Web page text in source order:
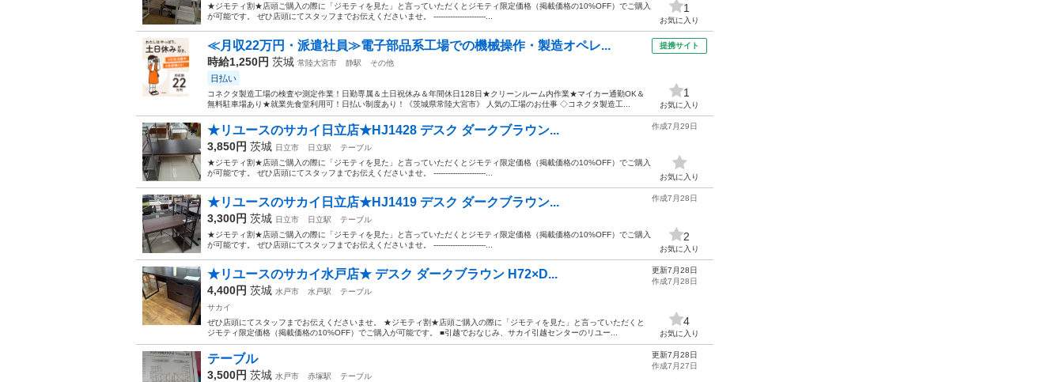
★ジモティ割★店頭ご購入の際に「ジモティを見た」と言っていただくとジモティ限定価格（掲載価格の10%OFF）でご購入
が可能です。 ぜひ店頭にてスタッフまでお伝えくださいませ。 ----------------------...
1
お気に入り
≪月収22万円・派遣社員≫電子部品系工場での機械操作・製造オペレ...
時給1,250円 茨城 常陸大宮市 静駅 その他
日払い
コネクタ製造工場の検査や測定作業！日勤専属＆土日祝休み＆年間休日128日★クリーンルーム内作業★マイカー通勤OK＆
無料駐車場あり★就業先食堂利用可！日払い制度あり！《茨城県常陸大宮市》 人気の工場のお仕事 ◇コネクタ製造工...
提携サイト
1
お気に入り
★リユースのサカイ日立店★HJ1428 デスク ダークブラウン...
3,850円 茨城 日立市 日立駅
テーブル
★ジモティ割★店頭ご購入の際に「ジモティを見た」と言っていただくとジモティ限定価格（掲載価格の10%OFF）でご購入
が可能です。 ぜひ店頭にてスタッフまでお伝えくださいませ。 ----------------------...
作成7月29日
お気に入り
★リユースのサカイ日立店★HJ1419 デスク ダークブラウン...
3,300円 茨城 日立市 日立駅
テーブル
★ジモティ割★店頭ご購入の際に「ジモティを見た」と言っていただくとジモティ限定価格（掲載価格の10%OFF）でご購入
が可能です。 ぜひ店頭にてスタッフまでお伝えくださいませ。 ----------------------...
作成7月28日
2
お気に入り
★リユースのサカイ水戸店★ デスク ダークブラウン H72×D...
4,400円 茨城 水戸市 水戸駅
テーブル
サカイ
ぜひ店頭にてスタッフまでお伝えくださいませ。 ★ジモティ割★店頭ご購入の際に「ジモティを見た」と言っていただくと
ジモティ限定価格（掲載価格の10%OFF）でご購入が可能です。 ■引越でおなじみ、サカイ引越センターのリユー...
更新7月28日
作成7月28日
4
お気に入り
テーブル
3,500円 茨城 水戸市 赤塚駅
テーブル
更新7月28日
作成7月27日